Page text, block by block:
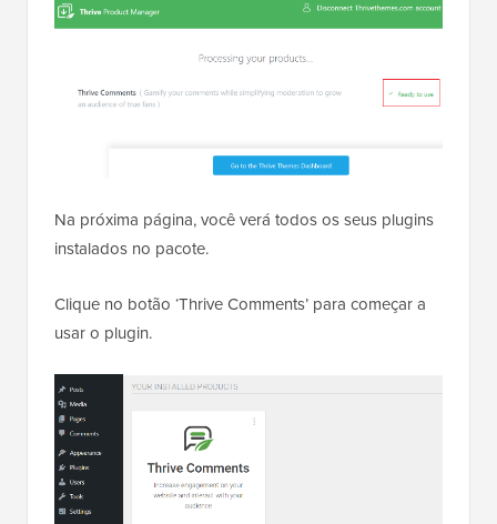
Na próxima página, você verá todos os seus plugins
instalados no pacote.
Clique no botão ‘Thrive Comments’ para começar a
usar o plugin.